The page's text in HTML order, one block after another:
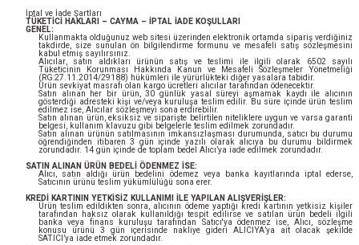
İptal ve İade Şartları
TÜKETİCİ HAKLARI – CAYMA – İPTAL İADE KOŞULLARI
GENEL:
Kullanmakta olduğunuz web sitesi üzerinden elektronik ortamda sipariş verdiğiniz
takdirde, size sunulan ön bilgilendirme formunu ve mesafeli satış sözleşmesini
kabul etmiş sayılırsınız.
Alıcılar, satın aldıkları ürünün satış ve teslimi ile ilgili olarak 6502 sayılı
Tüketicinin Korunması Hakkında Kanun ve Mesafeli Sözleşmeler Yönetmeliği
(RG:27.11.2014/29188) hükümleri ile yürürlükteki diğer yasalara tabidir.
Ürün sevkiyat masrafı olan kargo ücretleri alıcılar tarafından ödenecektir.
Satın alınan her bir ürün, 30 günlük yasal süreyi aşmamak kaydı ile alıcının
gösterdiği adresteki kişi ve/veya kuruluşa teslim edilir. Bu süre içinde ürün teslim
edilmez ise, Alıcılar sözleşmeyi sona erdirebilir.
Satın alınan ürün, eksiksiz ve siparişte belirtilen niteliklere uygun ve varsa garanti
belgesi, kullanım klavuzu gibi belgelerle teslim edilmek zorundadır.
Satın alınan ürünün satılmasının imkansızlaşması durumunda, satıcı bu durumu
öğrendiğinden itibaren 3 gün içinde yazılı olarak alıcıya bu durumu bildirmek
zorundadır. 14 gün içinde de toplam bedel Alıcı’ya iade edilmek zorundadır.
SATIN ALINAN ÜRÜN BEDELİ ÖDENMEZ İSE:
Alıcı, satın aldığı ürün bedelini ödemez veya banka kayıtlarında iptal ederse,
Satıcının ürünü teslim yükümlülüğü sona erer.
KREDİ KARTININ YETKİSİZ KULLANIMI İLE YAPILAN ALIŞVERİŞLER:
Ürün teslim edildikten sonra, alıcının ödeme yaptığı kredi kartının yetkisiz kişiler
tarafından haksız olarak kullanıldığı tespit edilirse ve satılan ürün bedeli ilgili
banka veya finans kuruluşu tarafından Satıcı'ya ödenmez ise, Alıcı, sözleşme
konusu ürünü 3 gün içerisinde nakliye gideri ALICIYA’ya ait olacak şekilde
SATICI’ya iade etmek zorundadır.